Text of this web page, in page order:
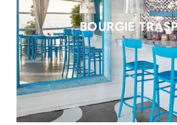
BOURGIE